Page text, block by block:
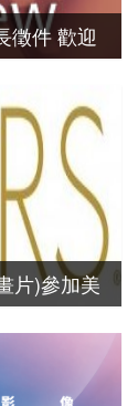
徵件 歡迎
片)參加美
競賽」